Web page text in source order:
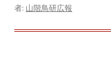
者: 山階鳥研広報